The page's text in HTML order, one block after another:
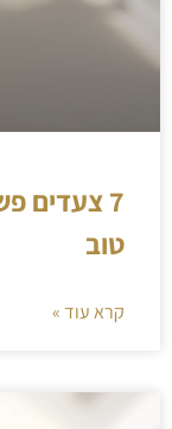
7 צעדים
טוב
קרא עוד »